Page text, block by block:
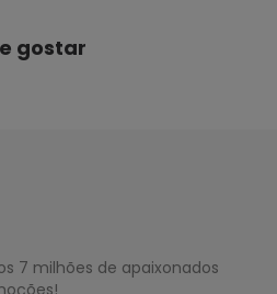
normal
gostar
7 milhões de apaixonados